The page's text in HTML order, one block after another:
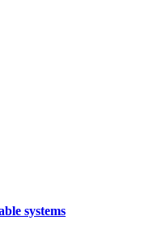
systems